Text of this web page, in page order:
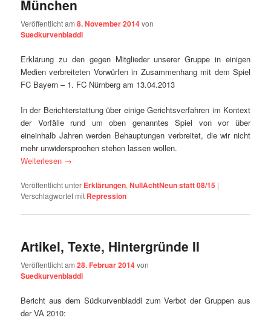
München
Veröffentlicht am8. November 2014von
Suedkurvenbladdl
Erklärung zu den gegen Mitglieder unserer Gruppe in einigen
Medien verbreiteten Vorwürfen in Zusammenhang mit dem Spiel
FC Bayern – 1. FC Nürnberg am 13.04.2013
In der Berichterstattung über einige Gerichtsverfahren im Kontext
der Vorfälle rund um oben genanntes Spiel von vor über
eineinhalb Jahren werden Behauptungen verbreitet, die wir nicht
mehr unwidersprochen stehen lassen wollen.
Weiterlesen →
Veröffentlicht unter Erklärungen,NullAchtNeun statt 08/15 |
Verschlagwortet mit Repression
Artikel, Texte, Hintergründe II
Veröffentlicht am28. Februar 2014von
Suedkurvenbladdl
Bericht aus dem Südkurvenbladdl zum Verbot der Gruppen aus
der VA 2010: